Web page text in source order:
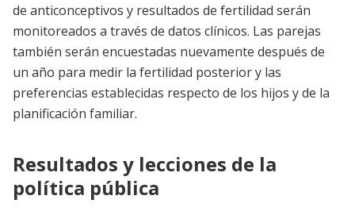
de anticonceptivos y resultados de fertilidad serán
monitoreados a través de datos clínicos. Las parejas
también serán encuestadas nuevamente después de
un año para medir la fertilidad posterior y las
preferencias establecidas respecto de los hijos y de la
planificación familiar.
Resultados y lecciones de la
política pública